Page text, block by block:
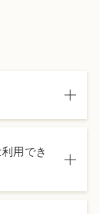
、カウン
用でき